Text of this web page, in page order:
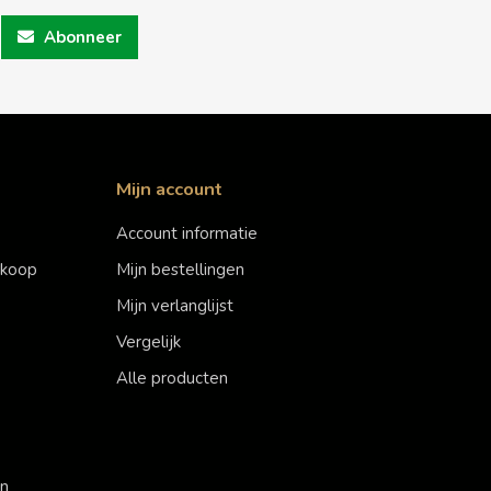
Abonneer
Mijn account
Account informatie
Mijn bestellingen
Mijn verlanglijst
Vergelijk
Alle producten